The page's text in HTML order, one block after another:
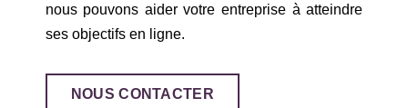
nous pouvons aider votre entreprise à atteindre
ses objectifs en ligne.
NOUS CONTACTER